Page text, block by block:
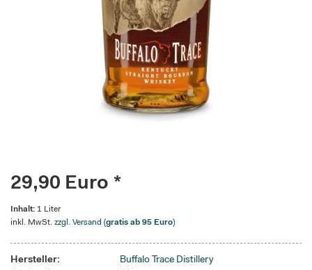
29,90 Euro *
Inhalt: 1 Liter
inkl. MwSt. zzgl. Versand (gratis ab 95 Euro)
Hersteller:
Buffalo Trace Distillery